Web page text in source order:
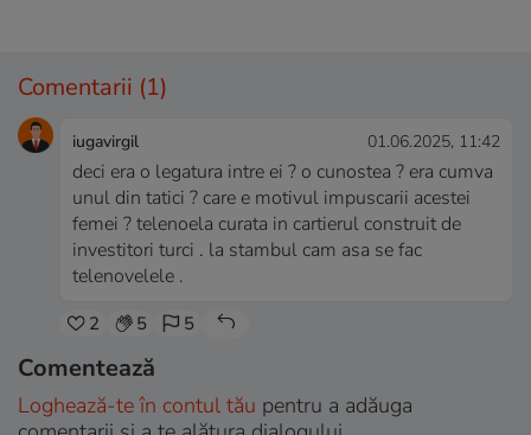
Comentarii (1)
iugavirgil 01.06.2025, 11:42
deci era o legatura intre ei ? o cunostea ? era cumva
unul din tatici ? care e motivul impuscarii acestei
femei ? telenoela curata in cartierul construit de
investitori turci . la stambul cam asa se fac
telenovelele .
2 5 5
Comentează
Loghează-te în contul tău pentru a adăuga